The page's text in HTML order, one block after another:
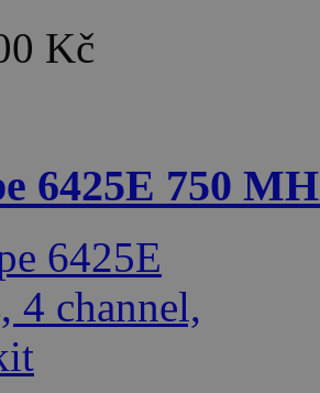
Kč
6425E 750